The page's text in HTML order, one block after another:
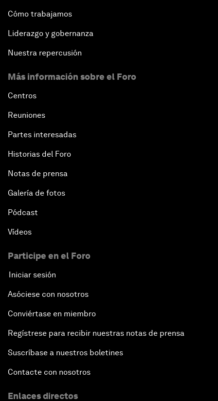
Cómo trabajamos
Liderazgo y gobernanza
Nuestra repercusión
Más información sobre el Foro
Centros
Reuniones
Partes interesadas
Historias del Foro
Notas de prensa
Galería de fotos
Pódcast
Vídeos
Participe en el Foro
Iniciar sesión
Asóciese con nosotros
Conviértase en miembro
Regístrese para recibir nuestras notas de prensa
Suscríbase a nuestros boletines
Contacte con nosotros
Enlaces directos